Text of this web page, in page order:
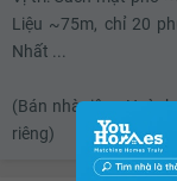
Liệu ~75m, chỉ 20
Nhất ...
(Bán nhà riêng
riêng)